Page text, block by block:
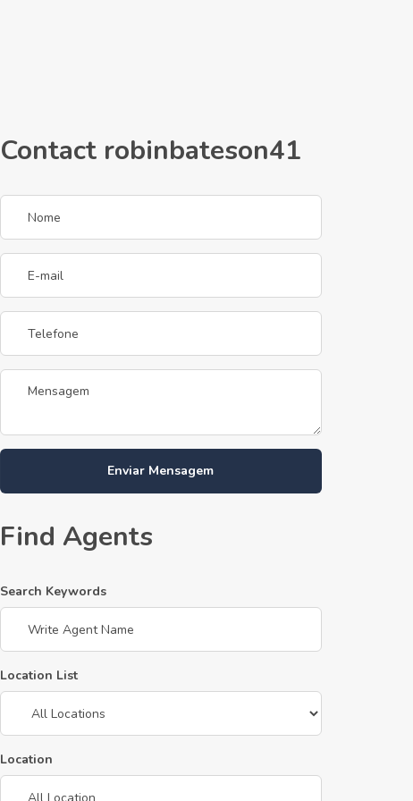
Contact robinbateson41
Enviar Mensagem
Find Agents
Search Keywords
Location List
Location